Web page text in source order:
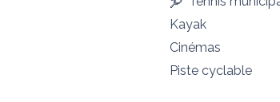
Kayak
Cinémas
Piste cyclable